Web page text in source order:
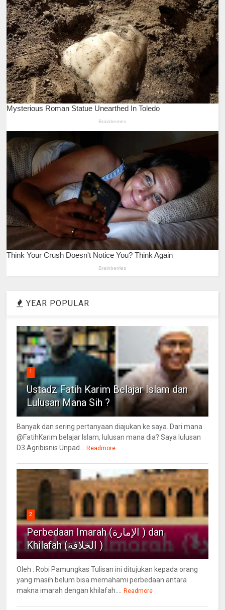
YEAR POPULAR
1
Ustadz Fatih Karim Belajar Islam dan
Lulusan Mana Sih ?
Banyak dan sering pertanyaan diajukan ke saya. Dari mana
@FatihKarim belajar Islam, lulusan mana dia? Saya lulusan
D3 Agribisnis Unpad... Readmore
2
Perbedaan Imarah (الإمارة ) dan
Khilafah (الخلافة )
Oleh : Robi Pamungkas Tulisan ini ditujukan kepada orang
yang masih belum bisa memahami perbedaan antara
makna imarah dengan khilafah.... Readmore